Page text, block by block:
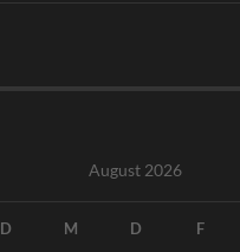
August 2026
D M D F